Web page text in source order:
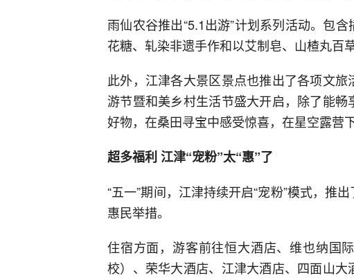
雨仙农谷推出“5.1出游”计划系列活动。包
花糖、轧染非遗手作和以艾制皂、山楂丸百
此外，江津各大景区景点也推出了各项文
游节暨和美乡村生活节盛大开启，除了能
好物，在桑田寻宝中感受惊喜，在星空露营
超多福利 江津“宠粉”太“惠”了
“五一”期间，江津持续开启“宠粉”模式，推
惠民举措。
住宿方面，游客前往恒大酒店、维也纳国
校）、荣华大酒店、江津大酒店、四面山